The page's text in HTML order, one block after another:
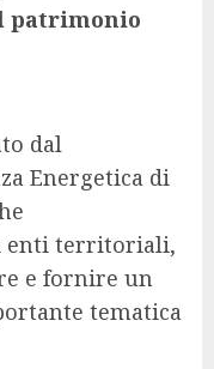
patrimonio
dal
Energetica di
enti territoriali,
e fornire un
tematica